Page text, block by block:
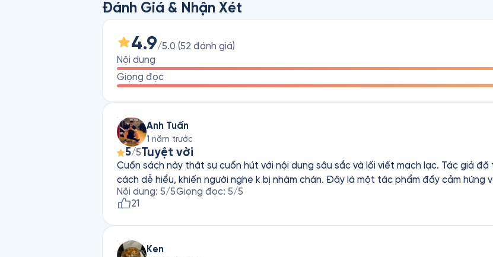
Đánh Giá & Nhận Xét
4.9/5.0 (52 đánh giá)
Nội dung
Giọng đọc
Anh Tuấn
1 năm trước
5/5Tuyệt vời
Cuốn sách này thật sự cuốn hút với nội dung sâu sắc và lối viết mạch lạc. Tác giả
cách dễ hiểu, khiến người nghe k bị nhàm chán. Đây là một tác phẩm đầy cảm hứng
Nội dung: 5/5Giọng đọc: 5/5
21
Ken